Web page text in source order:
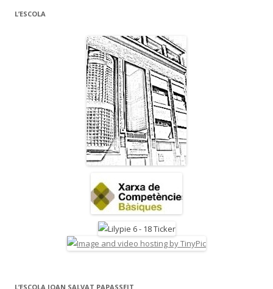
L’ESCOLA
L’ESCOLA JOAN SALVAT PAPASSEIT